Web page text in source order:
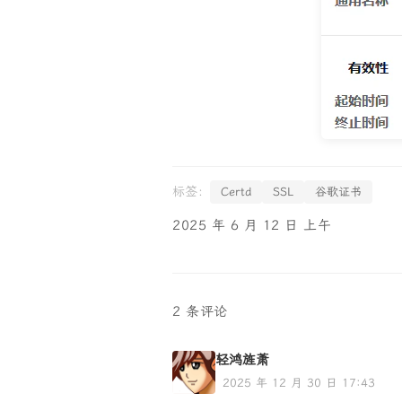
Certd SSL 谷歌证书
2025 年 6 月 12 日 上午
2 条评论
轻鸿旌萧
2025 年 12 月 30 日 17:43